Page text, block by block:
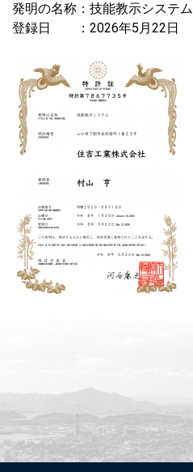
発明の名称：技能教示システム
登録日 ：2026年5月22日